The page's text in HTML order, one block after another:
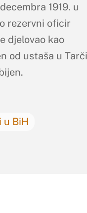
1919. u
rezervni oficir
djelovao kao
od ustaša u
u BiH